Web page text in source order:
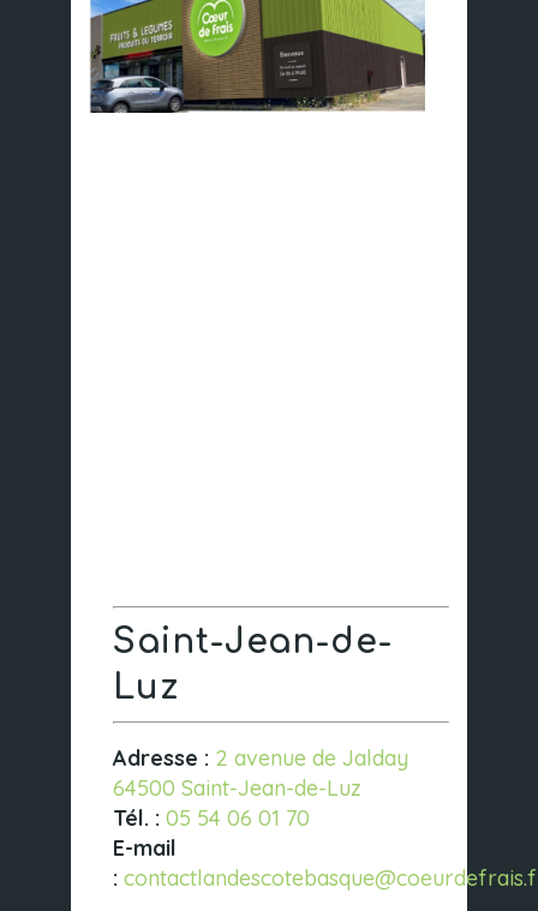
Saint-Jean-de-
Luz
Adresse : 2 avenue de Jalday
64500 Saint-Jean-de-Luz
Tél. : 05 54 06 01 70
E-mail
: